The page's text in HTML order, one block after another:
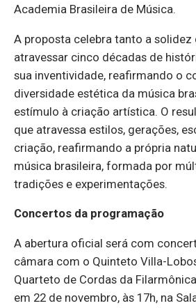
Academia Brasileira de Música.
A proposta celebra tanto a solidez
atravessar cinco décadas de
sua inventividade, reafirmando o
diversidade estética da música
estímulo à criação artística. O
que atravessa estilos, gerações,
criação, reafirmando a própria
música brasileira, formada por
tradições e experimentações.
Concertos da programação
A abertura oficial será com
câmara com o Quinteto Villa-
Quarteto de Cordas da
em 22 de novembro, às 17h, na